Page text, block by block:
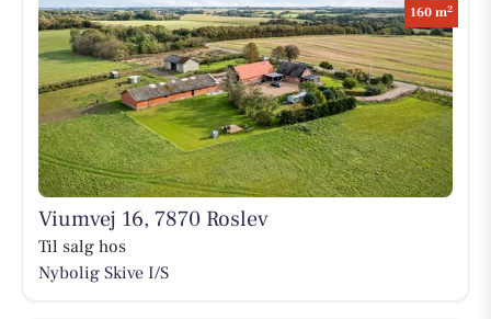
160 m2
Viumvej 16, 7870 Roslev
Til salg hos
Nybolig Skive I/S